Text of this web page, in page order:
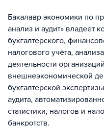
Бакалавр экономики по
анализ и аудит» владеет
бухгалтерского,
налогового учёта,
деятельности
внешнеэкономической
бухгалтерской
аудита,
статистики, налогов и
банкротств.